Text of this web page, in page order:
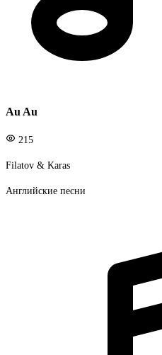
Au Au
215
Filatov & Karas
Английские песни